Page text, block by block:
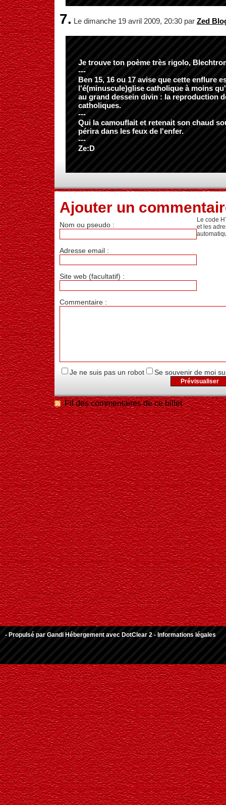
7. Le dimanche 19 avril 2009, 20:30 par Zed
Je trouve ton poème très rigolo,
---
Ben 15, 16 ou 17 avise que cette enflure
l'é(minuscule)glise catholique à moins
au grand dessein divin : la reproduction
catholiques.
---
Qui la camouflait et retenait son chaud
périra dans les feux de l'enfer.
---
Ze:D
Ajouter un
Nom ou pseudo :
Adresse email :
Site web (facultatif) :
Commentaire :
Le code
et les
Je ne suis pas un robot Se souvenir de moi
Fil des commentaires de ce billet
- Propulsé par Gandi Hébergement avec DotClear 2 - Informations légales